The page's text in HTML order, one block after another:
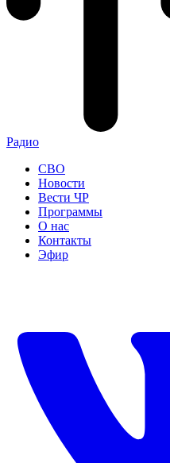
Радио
СВО
Новости
Вести ЧР
Программы
О нас
Контакты
Эфир